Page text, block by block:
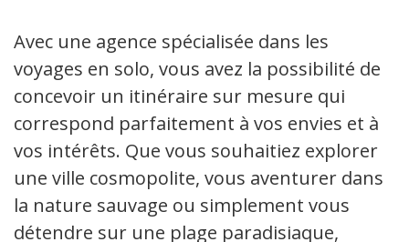
Avec une agence spécialisée dans les
voyages en solo, vous avez la possibilité de
concevoir un itinéraire sur mesure qui
correspond parfaitement à vos envies et à
vos intérêts. Que vous souhaitiez explorer
une ville cosmopolite, vous aventurer dans
la nature sauvage ou simplement vous
détendre sur une plage paradisiaque,